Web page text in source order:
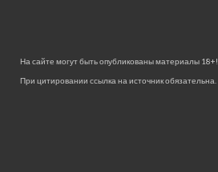
На сайте могут быть опубликованы материалы 18+!
При цитировании ссылка на источник обязательна.